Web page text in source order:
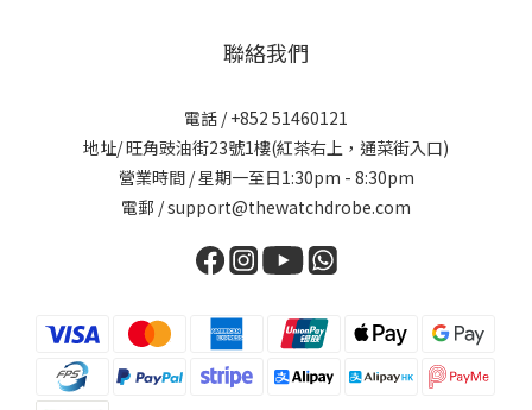
聯絡我們
電話 / +852 51460121
地址/ 旺角豉油街23號1樓(紅茶右上，通菜街入口)
營業時間 / 星期一至日1:30pm - 8:30pm
電郵 / support@thewatchdrobe.com